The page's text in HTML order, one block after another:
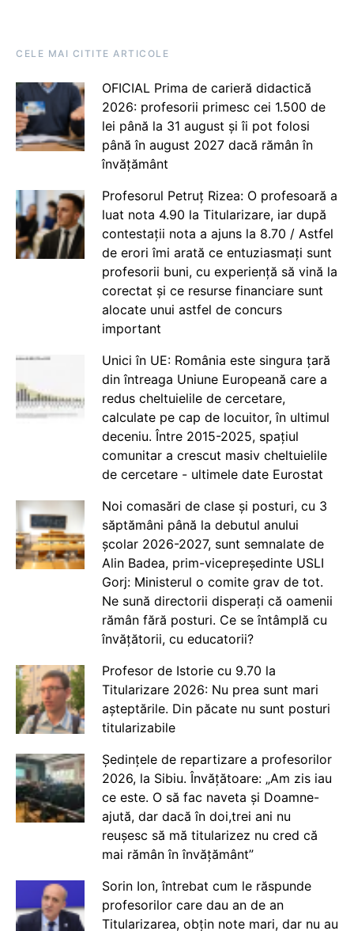
CELE MAI CITITE ARTICOLE
OFICIAL Prima de carieră didactică
2026: profesorii primesc cei 1.500 de
lei până la 31 august și îi pot folosi
până în august 2027 dacă rămân în
învățământ
Profesorul Petruț Rizea: O profesoară a
luat nota 4.90 la Titularizare, iar după
contestații nota a ajuns la 8.70 / Astfel
de erori îmi arată ce entuziasmați sunt
profesorii buni, cu experiență să vină la
corectat și ce resurse financiare sunt
alocate unui astfel de concurs
important
Unici în UE: România este singura țară
din întreaga Uniune Europeană care a
redus cheltuielile de cercetare,
calculate pe cap de locuitor, în ultimul
deceniu. Între 2015-2025, spațiul
comunitar a crescut masiv cheltuielile
de cercetare - ultimele date Eurostat
Noi comasări de clase și posturi, cu 3
săptămâni până la debutul anului
școlar 2026-2027, sunt semnalate de
Alin Badea, prim-vicepreședinte USLI
Gorj: Ministerul o comite grav de tot.
Ne sună directorii disperați că oamenii
rămân fără posturi. Ce se întâmplă cu
învățătorii, cu educatorii?
Profesor de Istorie cu 9.70 la
Titularizare 2026: Nu prea sunt mari
așteptările. Din păcate nu sunt posturi
titularizabile
Ședințele de repartizare a profesorilor
2026, la Sibiu. Învățătoare: „Am zis iau
ce este. O să fac naveta și Doamne-
ajută, dar dacă în doi,trei ani nu
reușesc să mă titularizez nu cred că
mai rămân în învățământ”
Sorin Ion, întrebat cum le răspunde
profesorilor care dau an de an
Titularizarea, obțin note mari, dar nu au